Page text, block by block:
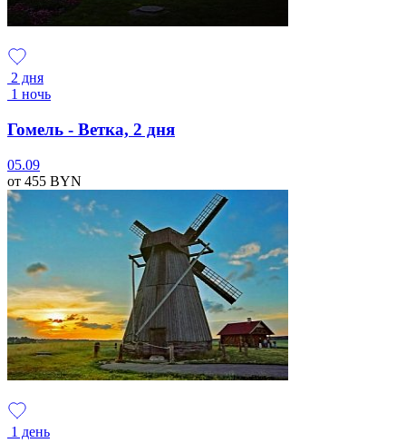
2 дня
1 ночь
Гомель - Ветка, 2 дня
05.09
от 455 BYN
1 день